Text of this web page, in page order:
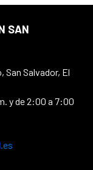
SAN
San Salvador, El
y de 2:00 a 7:00